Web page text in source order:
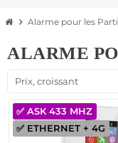
chevron_right Alarme pour les
ALARME
Prix, croissant
✅ ETHERNET + 4G
✅ ASK 433 MHZ